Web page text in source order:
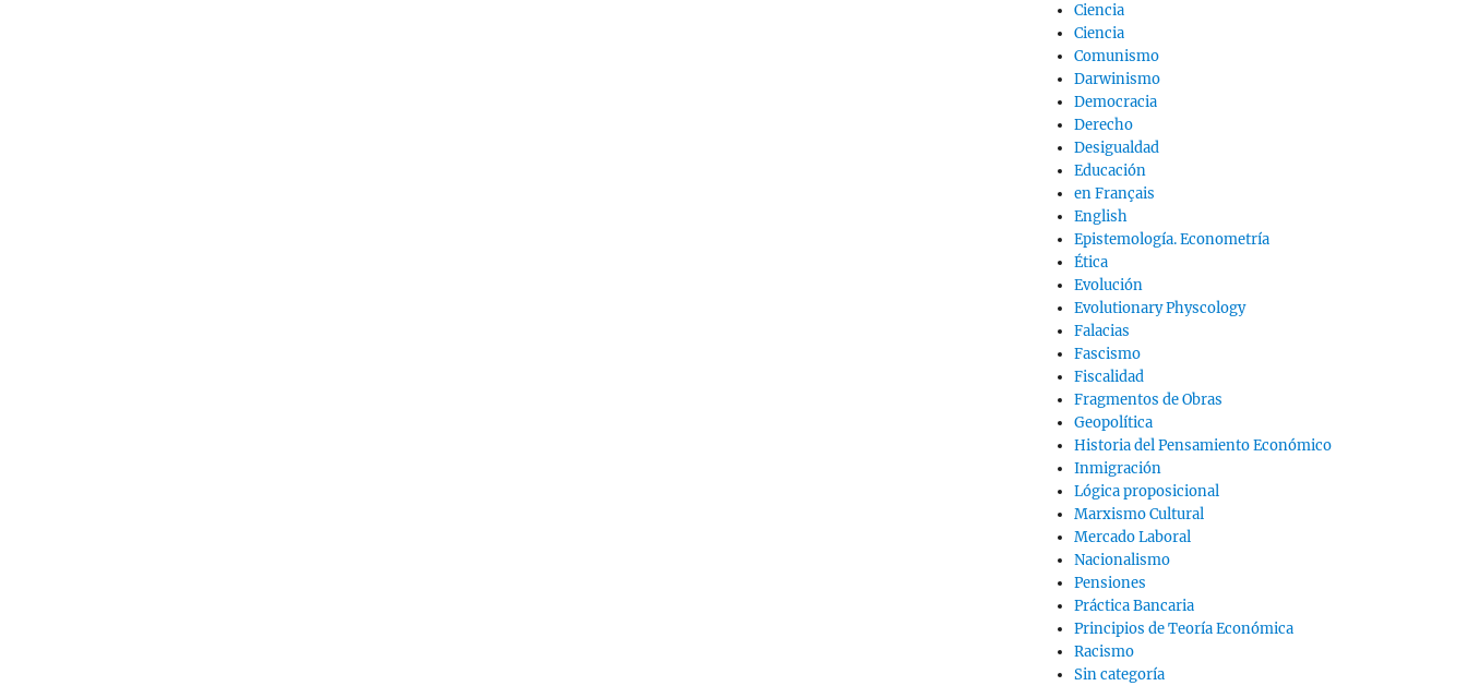
Ciencia
Ciencia
Comunismo
Darwinismo
Democracia
Derecho
Desigualdad
Educación
en Français
English
Epistemología. Econometría
Ética
Evolución
Evolutionary Physcology
Falacias
Fascismo
Fiscalidad
Fragmentos de Obras
Geopolítica
Historia del Pensamiento Económico
Inmigración
Lógica proposicional
Marxismo Cultural
Mercado Laboral
Nacionalismo
Pensiones
Práctica Bancaria
Principios de Teoría Económica
Racismo
Sin categoría